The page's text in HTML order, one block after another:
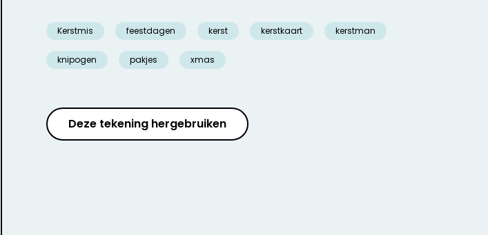
Kerstmis feestdagen kerst kerstkaart kerstman
knipogen pakjes xmas
Deze tekening hergebruiken